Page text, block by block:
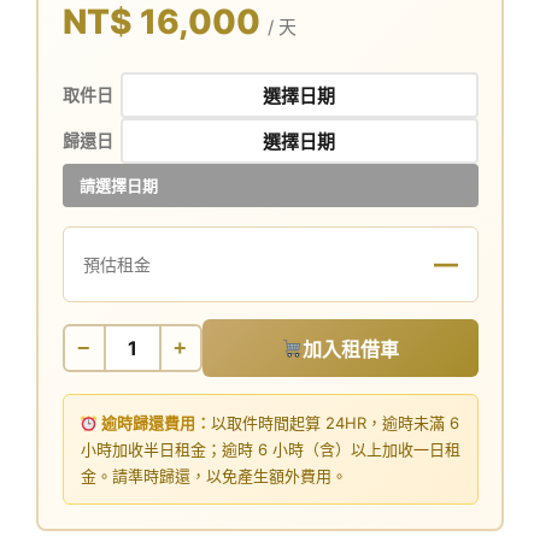
NT$ 16,000 / 天
取件日
歸還日
請選擇日期
預估租金 —
− + 加入租借車
逾時歸還費用：以取件時間起算 24HR，逾時未滿 6
小時加收半日租金；逾時 6 小時（含）以上加收一日租
金。請準時歸還，以免產生額外費用。